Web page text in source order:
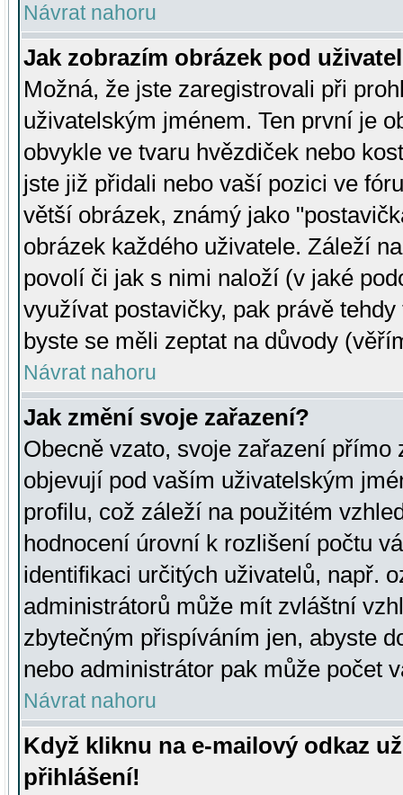
Návrat nahoru
Jak zobrazím obrázek pod
Možná, že jste zaregistrovali při
uživatelským jménem. Ten první je
obvykle ve tvaru hvězdiček nebo
jste již přidali nebo vaší pozici ve
větší obrázek, známý jako
obrázek každého uživatele. Záleží
povolí či jak s nimi naloží (v jaké
využívat postavičky, pak právě
byste se měli zeptat na důvody
Návrat nahoru
Jak změní svoje zařazení?
Obecně vzato, svoje zařazení přímo
objevují pod vaším uživatelským
profilu, což záleží na použitém
hodnocení úrovní k rozlišení počtu
identifikaci určitých uživatelů, např.
administrátorů může mít zvláštní
zbytečným přispíváním jen, abyste
nebo administrátor pak může počet
Návrat nahoru
Když kliknu na e-mailový odkaz
přihlášení!